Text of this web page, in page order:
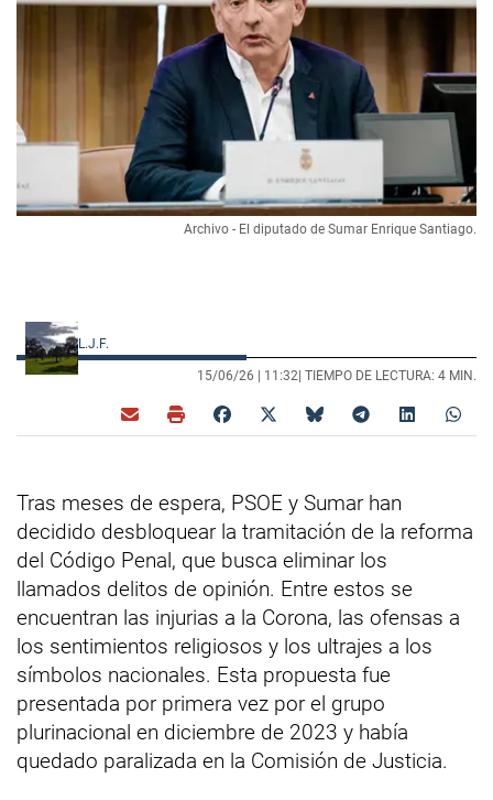
Archivo - El diputado de Sumar Enrique Santiago.
L.J.F.
15/06/26 | 11:32| TIEMPO DE LECTURA: 4 MIN.
Tras meses de espera, PSOE y Sumar han
decidido desbloquear la tramitación de la reforma
del Código Penal, que busca eliminar los
llamados delitos de opinión. Entre estos se
encuentran las injurias a la Corona, las ofensas a
los sentimientos religiosos y los ultrajes a los
símbolos nacionales. Esta propuesta fue
presentada por primera vez por el grupo
plurinacional en diciembre de 2023 y había
quedado paralizada en la Comisión de Justicia.